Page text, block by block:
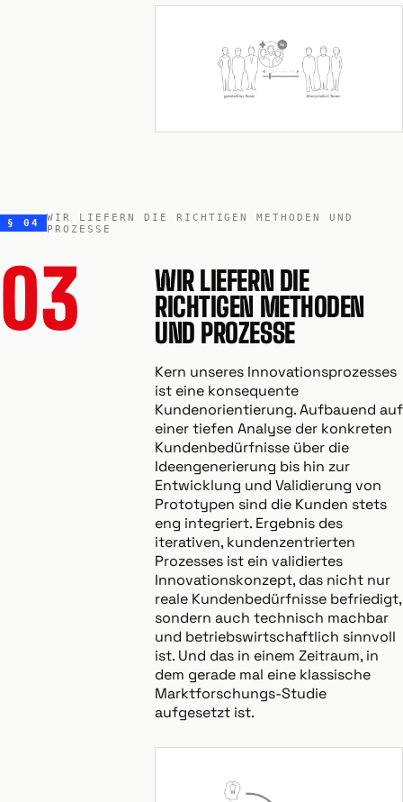
§ 04
WIR LIEFERN DIE RICHTIGEN METHODEN UND
PROZESSE
03
WIR LIEFERN DIE
RICHTIGEN METHODEN
UND PROZESSE
Kern unseres Innovationsprozesses
ist eine konsequente
Kundenorientierung. Aufbauend auf
einer tiefen Analyse der konkreten
Kundenbedürfnisse über die
Ideengenerierung bis hin zur
Entwicklung und Validierung von
Prototypen sind die Kunden stets
eng integriert. Ergebnis des
iterativen, kundenzentrierten
Prozesses ist ein validiertes
Innovationskonzept, das nicht nur
reale Kundenbedürfnisse befriedigt,
sondern auch technisch machbar
und betriebswirtschaftlich sinnvoll
ist. Und das in einem Zeitraum, in
dem gerade mal eine klassische
Marktforschungs-Studie
aufgesetzt ist.